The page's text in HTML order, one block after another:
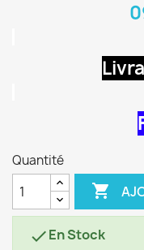
Quantité

En Stock